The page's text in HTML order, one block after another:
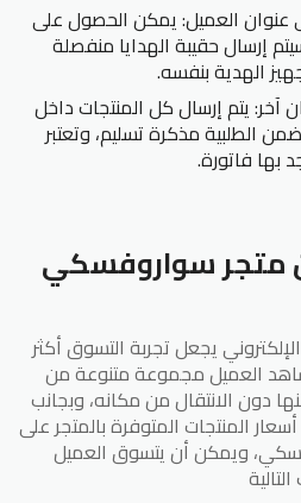
عنوان العميل: يمكن الحصول على
إرسال حقيبة الهدايا منفصلة
الهدية بنفسه.
آخر: يتم إرسال كل المنتجات داخل
الطلبية مذكرة تسليم، وتعتبر
بها فاتورة.
متجر سواروفسكي
يجعل تجربة التسوق أكثر
العميل مجموعة متنوعة من
دون الانتقال من مكانه، وبجانب
المنتجات المتوفرة بالمتجر على
ويمكن أن يتسوق العميل